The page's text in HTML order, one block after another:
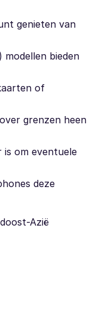
genieten van
bieden
of
grenzen heen
is om eventuele
deze
Azië